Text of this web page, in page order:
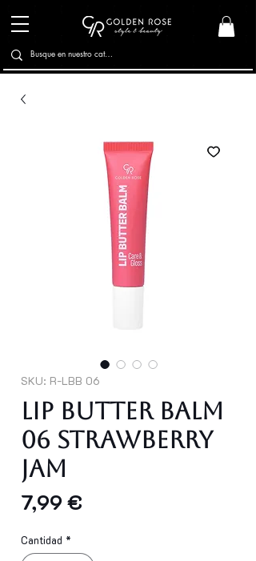
SKU: R-LBB 06
LIP BUTTER BALM
06 STRAWBERRY
JAM
7,99 €
Cantidad *